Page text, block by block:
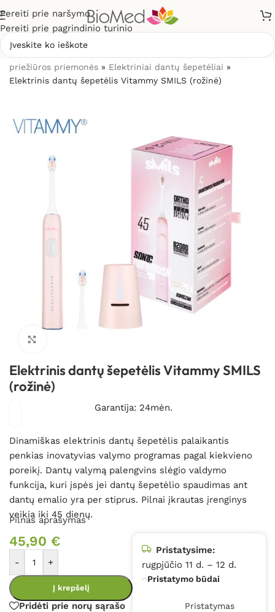
Pereiti prie naršymo
Pereiti prie pagrindinio turinio
priežiūros priemonės » Elektriniai dantų šepetėliai »
Elektrinis dantų šepetėlis Vitammy SMILS (rožinė)
Elektrinis dantų šepetėlis Vitammy SMILS
(rožinė)
Garantija: 24mėn.
Dinamiškas elektrinis dantų šepetėlis palaikantis
penkias inovatyvias valymo programas pagal kiekvieno
poreikį. Dantų valymą palengvins slėgio valdymo
funkcija, kuri įspės jei dantų šepetėlio spaudimas ant
dantų emalio yra per stiprus. Pilnai įkrautas įrenginys
veikia iki 45 dienų.
Pilnas aprašymas
45,90 €
- +
Į krepšelį
Pridėti prie norų sąrašo
Pristatysime:
rugpjūčio 11 d. – 12 d.
Pristatymo būdai
Pristatymas